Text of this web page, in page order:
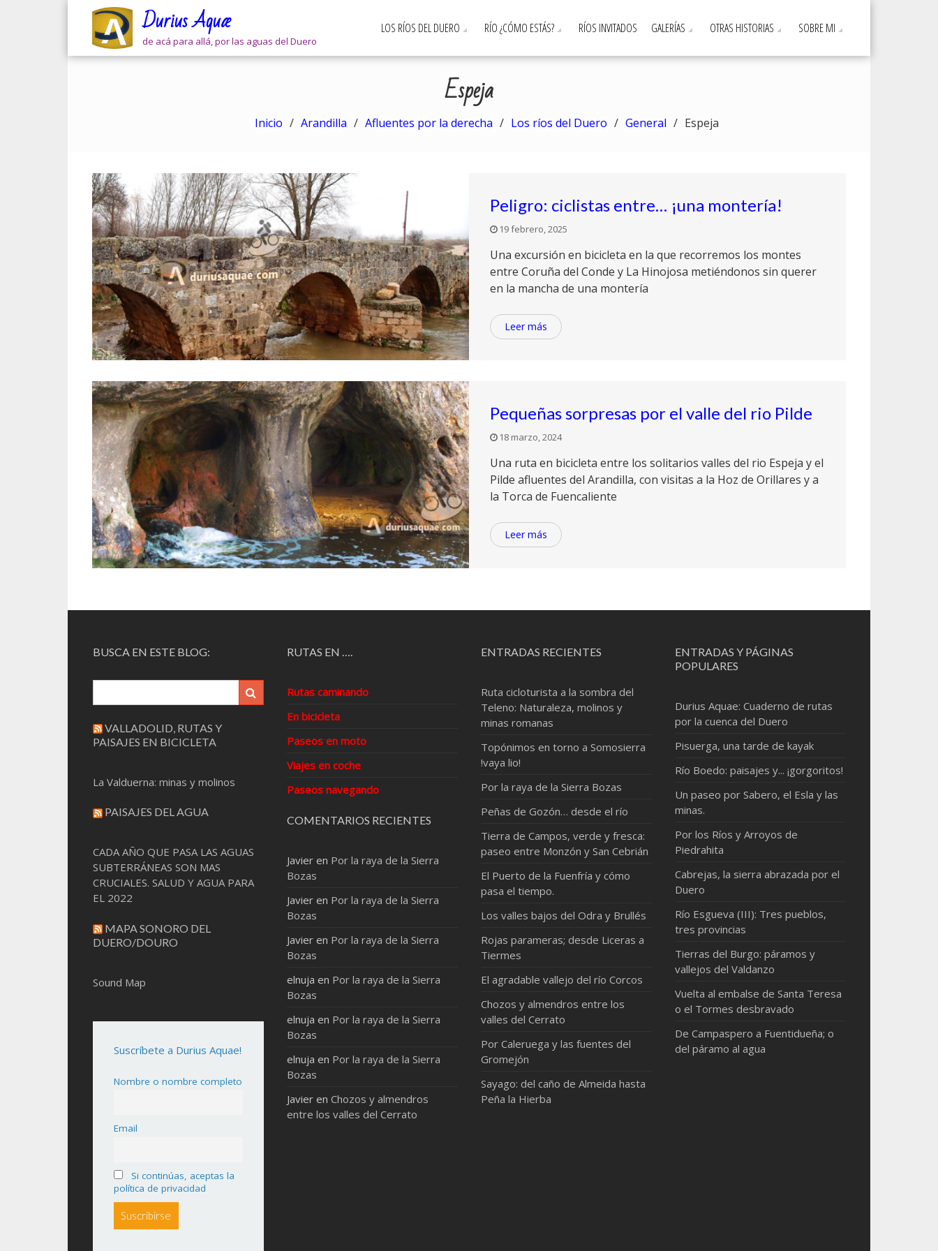
Durius Aquæ
de acá para allá, por las aguas del Duero
LOS RÍOS DEL DUERO RÍO ¿CÓMO ESTÁS? RÍOS INVITADOS GALERÍAS OTRAS HISTORIAS SOBRE MI
Espeja
Inicio Arandilla Afluentes por la derecha Los ríos del Duero General Espeja
Peligro: ciclistas entre… ¡una montería!
19 febrero, 2025
Una excursión en bicicleta en la que recorremos los montes
entre Coruña del Conde y La Hinojosa metiéndonos sin querer
en la mancha de una montería
Leer más
Pequeñas sorpresas por el valle del rio Pilde
18 marzo, 2024
Una ruta en bicicleta entre los solitarios valles del rio Espeja y el
Pilde afluentes del Arandilla, con visitas a la Hoz de Orillares y a
la Torca de Fuencaliente
Leer más
BUSCA EN ESTE BLOG:
VALLADOLID, RUTAS Y
PAISAJES EN BICICLETA
La Valduerna: minas y molinos
PAISAJES DEL AGUA
CADA AÑO QUE PASA LAS AGUAS
SUBTERRÁNEAS SON MAS
CRUCIALES. SALUD Y AGUA PARA
EL 2022
MAPA SONORO DEL
DUERO/DOURO
Sound Map
Suscríbete a Durius Aquae!
Nombre o nombre completo
Email
Si continúas, aceptas la
política de privacidad
RUTAS EN ….
Rutas caminando
En bicicleta
Paseos en moto
Viajes en coche
Paseos navegando
COMENTARIOS RECIENTES
Javier en Por la raya de la Sierra
Bozas
Javier en Por la raya de la Sierra
Bozas
Javier en Por la raya de la Sierra
Bozas
elnuja en Por la raya de la Sierra
Bozas
elnuja en Por la raya de la Sierra
Bozas
elnuja en Por la raya de la Sierra
Bozas
Javier enChozos y almendros
entre los valles del Cerrato
ENTRADAS RECIENTES
Ruta cicloturista a la sombra del
Teleno: Naturaleza, molinos y
minas romanas
Topónimos en torno a Somosierra
!vaya lio!
Por la raya de la Sierra Bozas
Peñas de Gozón… desde el río
Tierra de Campos, verde y fresca:
paseo entre Monzón y San Cebrián
El Puerto de la Fuenfría y cómo
pasa el tiempo.
Los valles bajos del Odra y Brullés
Rojas parameras; desde Liceras a
Tiermes
El agradable vallejo del río Corcos
Chozos y almendros entre los
valles del Cerrato
Por Caleruega y las fuentes del
Gromejón
Sayago: del caño de Almeida hasta
Peña la Hierba
ENTRADAS Y PÁGINAS
POPULARES
Durius Aquae: Cuaderno de rutas
por la cuenca del Duero
Pisuerga, una tarde de kayak
Río Boedo: paisajes y... ¡gorgoritos!
Un paseo por Sabero, el Esla y las
minas.
Por los Ríos y Arroyos de
Piedrahita
Cabrejas, la sierra abrazada por el
Duero
Río Esgueva (III): Tres pueblos,
tres provincias
Tierras del Burgo: páramos y
vallejos del Valdanzo
Vuelta al embalse de Santa Teresa
o el Tormes desbravado
De Campaspero a Fuentidueña; o
del páramo al agua